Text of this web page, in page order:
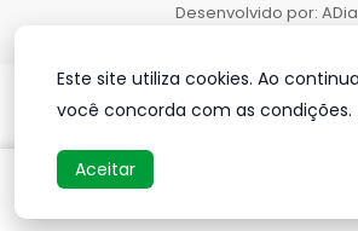
Desenvolvido por:
Este site utiliza cookies. Ao
você concorda com as condições.
Aceitar